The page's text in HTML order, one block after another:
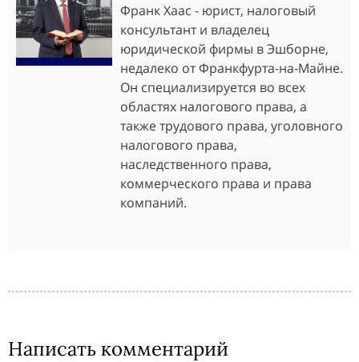
Франк Хаас - юрист, налоговый
консультант и владелец
юридической фирмы в Эшборне,
недалеко от Франкфурта-на-Майне.
Он специализируется во всех
областях налогового права, а
также трудового права, уголовного
налогового права,
наследственного права,
коммерческого права и права
компаний.
Написать комментарий